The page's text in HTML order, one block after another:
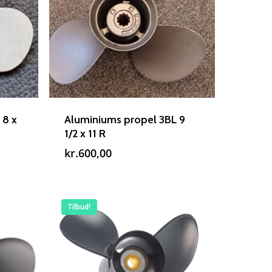
8 x
Aluminiums propel 3BL 9
1/2 x 11 R
kr.600,00
Tilbud!